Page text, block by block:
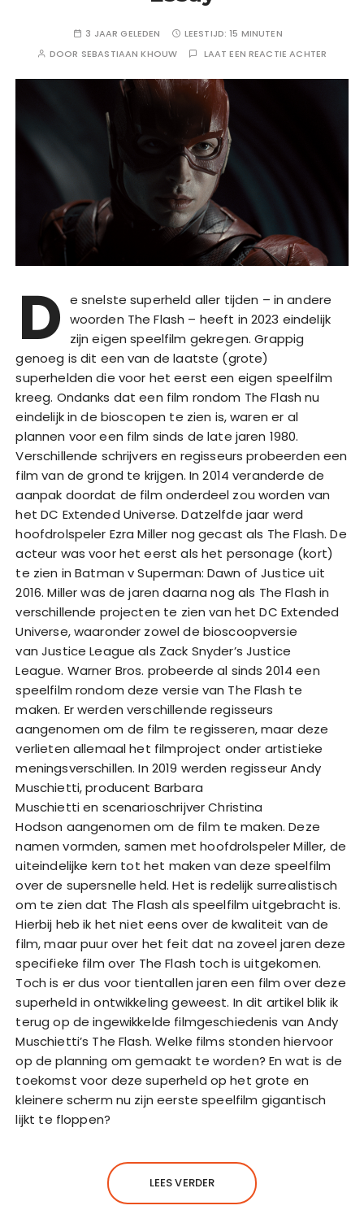
3 JAAR GELEDEN LEESTIJD:15 MINUTEN
DOOR SEBASTIAAN KHOUW LAAT EEN REACTIE ACHTER
D e snelste superheld aller tijden – in andere
woorden The Flash – heeft in 2023 eindelijk
zijn eigen speelfilm gekregen. Grappig
genoeg is dit een van de laatste (grote)
superhelden die voor het eerst een eigen speelfilm
kreeg. Ondanks dat een film rondom The Flash nu
eindelijk in de bioscopen te zien is, waren er al
plannen voor een film sinds de late jaren 1980.
Verschillende schrijvers en regisseurs probeerden een
film van de grond te krijgen. In 2014 veranderde de
aanpak doordat de film onderdeel zou worden van
het DC Extended Universe. Datzelfde jaar werd
hoofdrolspeler Ezra Miller nog gecast als The Flash. De
acteur was voor het eerst als het personage (kort)
te zien in Batman v Superman: Dawn of Justice uit
2016. Miller was de jaren daarna nog als The Flash in
verschillende projecten te zien van het DC Extended
Universe, waaronder zowel de bioscoopversie
van Justice League als Zack Snyder’s Justice
League. Warner Bros. probeerde al sinds 2014 een
speelfilm rondom deze versie van The Flash te
maken. Er werden verschillende regisseurs
aangenomen om de film te regisseren, maar deze
verlieten allemaal het filmproject onder artistieke
meningsverschillen. In 2019 werden regisseur Andy
Muschietti, producent Barbara
Muschietti en scenarioschrijver Christina
Hodson aangenomen om de film te maken. Deze
namen vormden, samen met hoofdrolspeler Miller, de
uiteindelijke kern tot het maken van deze speelfilm
over de supersnelle held. Het is redelijk surrealistisch
om te zien dat The Flash als speelfilm uitgebracht is.
Hierbij heb ik het niet eens over de kwaliteit van de
film, maar puur over het feit dat na zoveel jaren deze
specifieke film over The Flash toch is uitgekomen.
Toch is er dus voor tientallen jaren een film over deze
superheld in ontwikkeling geweest. In dit artikel blik ik
terug op de ingewikkelde filmgeschiedenis van Andy
Muschietti’s The Flash. Welke films stonden hiervoor
op de planning om gemaakt te worden? En wat is de
toekomst voor deze superheld op het grote en
kleinere scherm nu zijn eerste speelfilm gigantisch
lijkt te floppen?
LEES VERDER